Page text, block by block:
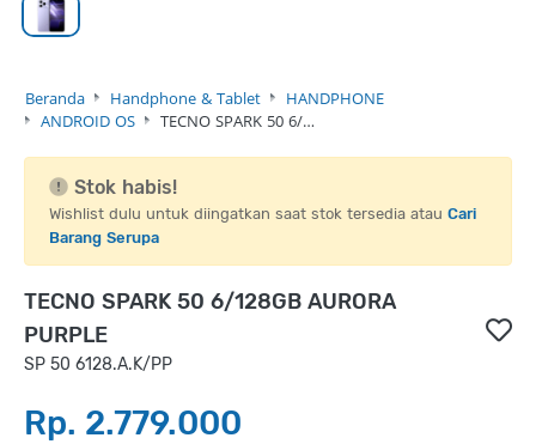
Beranda Handphone & Tablet
HANDPHONE
ANDROID OS
TECNO SPARK 50 6/…
Stok habis!
Wishlist dulu untuk diingatkan saat stok tersedia atau Cari
Barang Serupa
TECNO SPARK 50 6/128GB AURORA
PURPLE
SP 50 6128.A.K/PP
Rp. 2.779.000